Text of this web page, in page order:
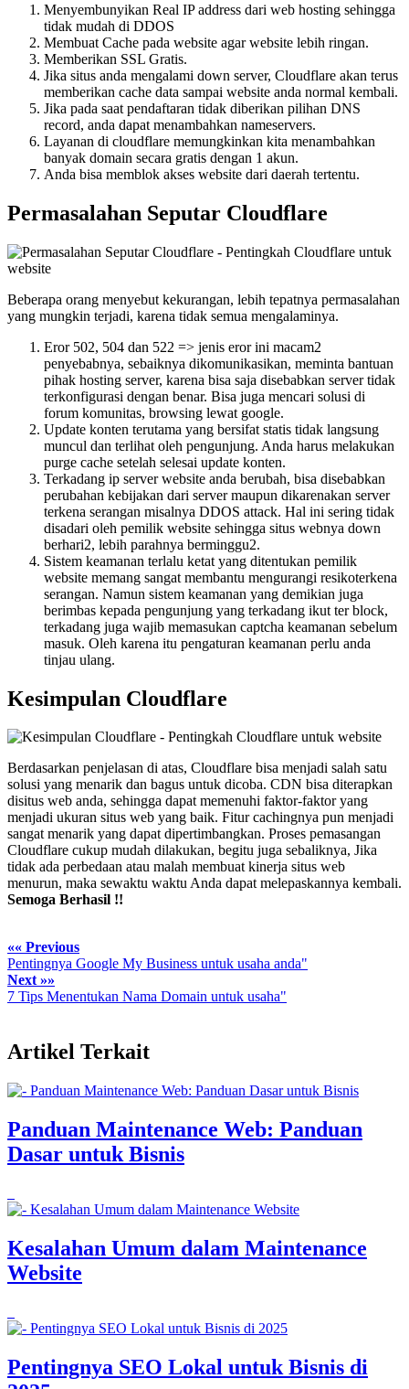
Menyembunyikan Real IP address dari web hosting sehingga
tidak mudah di DDOS
Membuat Cache pada website agar website lebih ringan.
Memberikan SSL Gratis.
Jika situs anda mengalami down server, Cloudflare akan terus
memberikan cache data sampai website anda normal kembali.
Jika pada saat pendaftaran tidak diberikan pilihan DNS
record, anda dapat menambahkan nameservers.
Layanan di cloudflare memungkinkan kita menambahkan
banyak domain secara gratis dengan 1 akun.
Anda bisa memblok akses website dari daerah tertentu.
Permasalahan Seputar Cloudflare
Beberapa orang menyebut kekurangan, lebih tepatnya permasalahan
yang mungkin terjadi, karena tidak semua mengalaminya.
Eror 502, 504 dan 522 => jenis eror ini macam2
penyebabnya, sebaiknya dikomunikasikan, meminta bantuan
pihak hosting server, karena bisa saja disebabkan server tidak
terkonfigurasi dengan benar. Bisa juga mencari solusi di
forum komunitas, browsing lewat google.
Update konten terutama yang bersifat statis tidak langsung
muncul dan terlihat oleh pengunjung. Anda harus melakukan
purge cache setelah selesai update konten.
Terkadang ip server website anda berubah, bisa disebabkan
perubahan kebijakan dari server maupun dikarenakan server
terkena serangan misalnya DDOS attack. Hal ini sering tidak
disadari oleh pemilik website sehingga situs webnya down
berhari2, lebih parahnya berminggu2.
Sistem keamanan terlalu ketat yang ditentukan pemilik
website memang sangat membantu mengurangi resikoterkena
serangan. Namun sistem keamanan yang demikian juga
berimbas kepada pengunjung yang terkadang ikut ter block,
terkadang juga wajib memasukan captcha keamanan sebelum
masuk. Oleh karena itu pengaturan keamanan perlu anda
tinjau ulang.
Kesimpulan Cloudflare
Berdasarkan penjelasan di atas, Cloudflare bisa menjadi salah satu
solusi yang menarik dan bagus untuk dicoba. CDN bisa diterapkan
disitus web anda, sehingga dapat memenuhi faktor-faktor yang
menjadi ukuran situs web yang baik. Fitur cachingnya pun menjadi
sangat menarik yang dapat dipertimbangkan. Proses pemasangan
Cloudflare cukup mudah dilakukan, begitu juga sebaliknya, Jika
tidak ada perbedaan atau malah membuat kinerja situs web
menurun, maka sewaktu waktu Anda dapat melepaskannya kembali.
Semoga Berhasil !!
«« Previous
Pentingnya Google My Business untuk usaha anda"
Next »»
7 Tips Menentukan Nama Domain untuk usaha"
Artikel Terkait
Panduan Maintenance Web: Panduan
Dasar untuk Bisnis
Kesalahan Umum dalam Maintenance
Website
Pentingnya SEO Lokal untuk Bisnis di